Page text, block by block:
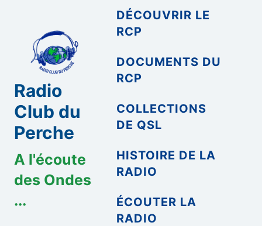
contenu
Radio
Club du
Perche
A l'écoute
des Ondes
...
DÉCOUVRIR LE
RCP
DOCUMENTS DU
RCP
COLLECTIONS
DE QSL
HISTOIRE DE LA
RADIO
ÉCOUTER LA
RADIO